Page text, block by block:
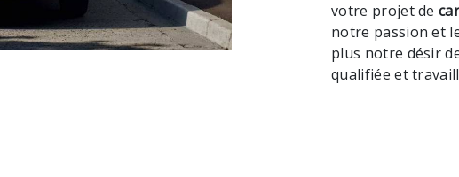
votre projet de
notre passion et
plus notre désir
qualifiée et